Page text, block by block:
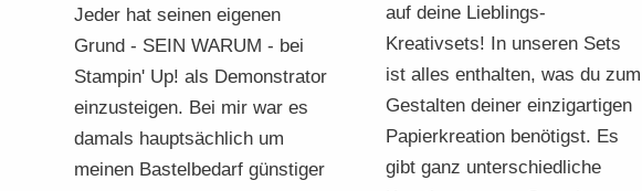
Jeder hat seinen eigenen
Grund - SEIN WARUM - bei
Stampin' Up! als Demonstrator
einzusteigen. Bei mir war es
damals hauptsächlich um
meinen Bastelbedarf günstiger
auf deine Lieblings-
Kreativsets! In unseren Sets
ist alles enthalten, was du zum
Gestalten deiner einzigartigen
Papierkreation benötigst. Es
gibt ganz unterschiedliche